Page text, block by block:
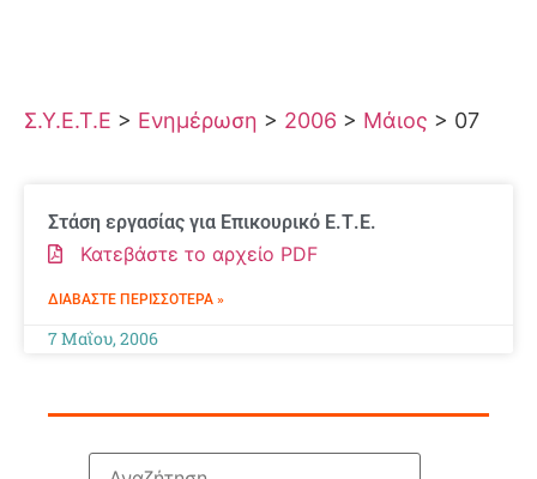
Σ.Υ.Ε.Τ.Ε > Ενημέρωση > 2006 > Μάιος > 07
Στάση εργασίας για Επικουρικό Ε.Τ.Ε.
Κατεβάστε το αρχείο PDF
ΔΙΑΒΆΣΤΕ ΠΕΡΙΣΣΌΤΕΡΑ »
7 Μαΐου, 2006